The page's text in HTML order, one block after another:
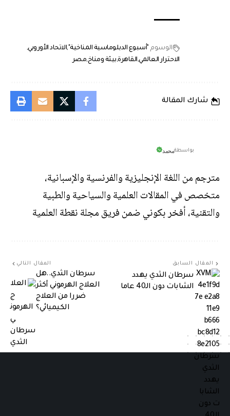
الوسوم "أسبوع الدبلوماسية المناخية" الاتحاد الأوروبي
الاحترار العالمي القاهرة بيئة ومناخمصر
شارك المقالة
بواسطةمحمد
مترجم من اللغة الإنجليزية والفرنسية والإسبانية،
متخصص في المقالات العلمية والسياحية والطبية
والتقنية، أفخر بكوني ضمن فريق مجلة نقطة العلمية
المقال السابق
سرطان الثدي يهدد
الشابات دون الـ40 عاما
المقال التالي
سرطان الثدي..هل
العلاج الهرموني أكثر
ضررا من العلاج
الكيميائي؟